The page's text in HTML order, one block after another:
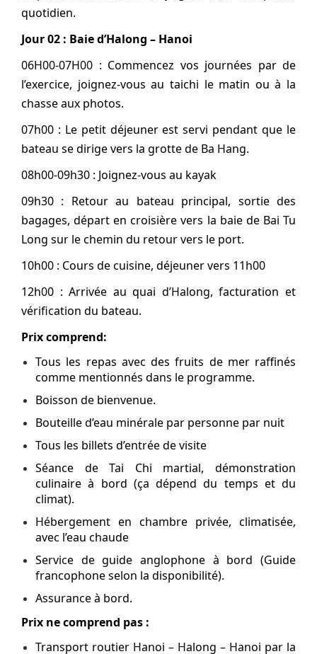
quotidien.
Jour 02 : Baie d’Halong – Hanoi
06H00-07H00 : Commencez vos journées par de
l’exercice, joignez-vous au taichi le matin ou à la
chasse aux photos.
07h00 : Le petit déjeuner est servi pendant que le
bateau se dirige vers la grotte de Ba Hang.
08h00-09h30 : Joignez-vous au kayak
09h30 : Retour au bateau principal, sortie des
bagages, départ en croisière vers la baie de Bai Tu
Long sur le chemin du retour vers le port.
10h00 : Cours de cuisine, déjeuner vers 11h00
12h00 : Arrivée au quai d’Halong, facturation et
vérification du bateau.
Prix comprend:
Tous les repas avec des fruits de mer raffinés
comme mentionnés dans le programme.
Boisson de bienvenue.
Bouteille d’eau minérale par personne par nuit
Tous les billets d’entrée de visite
Séance de Tai Chi martial, démonstration
culinaire à bord (ça dépend du temps et du
climat).
Hébergement en chambre privée, climatisée,
avec l’eau chaude
Service de guide anglophone à bord (Guide
francophone selon la disponibilité).
Assurance à bord.
Prix ne comprend pas :
Transport routier Hanoi – Halong – Hanoi par la